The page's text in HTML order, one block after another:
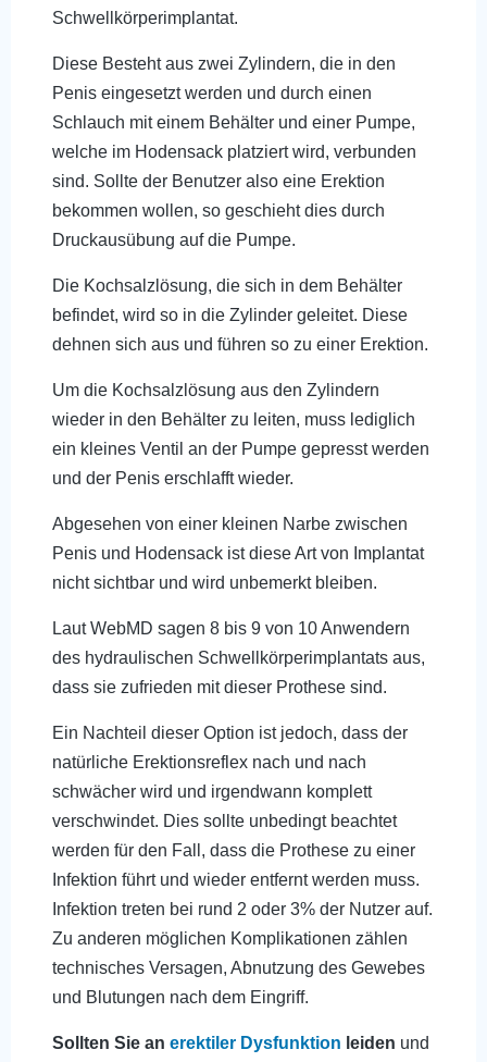
Schwellkörperimplantat.
Diese Besteht aus zwei Zylindern, die in den
Penis eingesetzt werden und durch einen
Schlauch mit einem Behälter und einer Pumpe,
welche im Hodensack platziert wird, verbunden
sind. Sollte der Benutzer also eine Erektion
bekommen wollen, so geschieht dies durch
Druckausübung auf die Pumpe.
Die Kochsalzlösung, die sich in dem Behälter
befindet, wird so in die Zylinder geleitet. Diese
dehnen sich aus und führen so zu einer Erektion.
Um die Kochsalzlösung aus den Zylindern
wieder in den Behälter zu leiten, muss lediglich
ein kleines Ventil an der Pumpe gepresst werden
und der Penis erschlafft wieder.
Abgesehen von einer kleinen Narbe zwischen
Penis und Hodensack ist diese Art von Implantat
nicht sichtbar und wird unbemerkt bleiben.
Laut WebMD sagen 8 bis 9 von 10 Anwendern
des hydraulischen Schwellkörperimplantats aus,
dass sie zufrieden mit dieser Prothese sind.
Ein Nachteil dieser Option ist jedoch, dass der
natürliche Erektionsreflex nach und nach
schwächer wird und irgendwann komplett
verschwindet. Dies sollte unbedingt beachtet
werden für den Fall, dass die Prothese zu einer
Infektion führt und wieder entfernt werden muss.
Infektion treten bei rund 2 oder 3% der Nutzer auf.
Zu anderen möglichen Komplikationen zählen
technisches Versagen, Abnutzung des Gewebes
und Blutungen nach dem Eingriff.
Sollten Sie an erektiler Dysfunktion leiden und